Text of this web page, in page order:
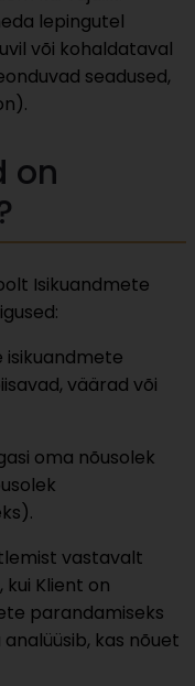
lepingutel
või kohaldataval
seadused,
on
Isikuandmete
isikuandmete
väärad või
oma nõusolek
vastavalt
kui Klient on
parandamiseks
kas nõuet